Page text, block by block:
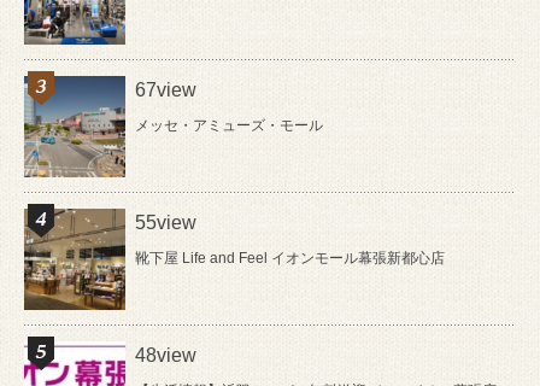
67view
メッセ・アミューズ・モール
55view
靴下屋 Life and Feel イオンモール幕張新都心店
48view